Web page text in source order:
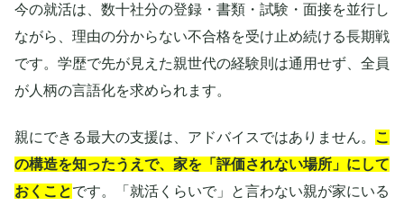
今の就活は、数十社分の登録・書類・試験・面接を並行し
ながら、理由の分からない不合格を受け止め続ける長期戦
です。学歴で先が見えた親世代の経験則は通用せず、全員
が人柄の言語化を求められます。
親にできる最大の支援は、アドバイスではありません。
こ
の構造を知ったうえで、家を「評価されない場所」にして
おくことです。「就活くらいで」と言わない親が家にいる